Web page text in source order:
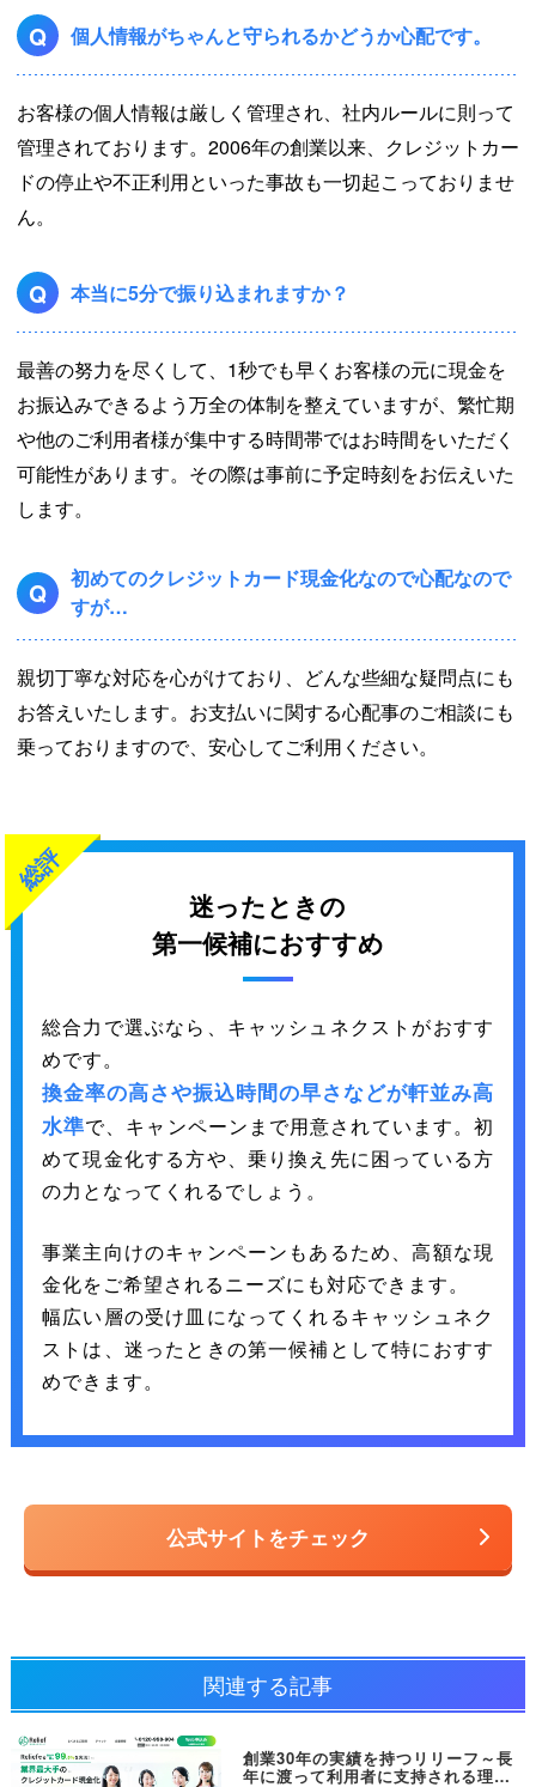
Q 個人情報がちゃんと守られるかどうか心配です。
お客様の個人情報は厳しく管理され、社内ルールに則って
管理されております。2006年の創業以来、クレジットカー
ドの停止や不正利用といった事故も一切起こっておりませ
ん。
Q 本当に5分で振り込まれますか？
最善の努力を尽くして、1秒でも早くお客様の元に現金を
お振込みできるよう万全の体制を整えていますが、繁忙期
や他のご利用者様が集中する時間帯ではお時間をいただく
可能性があります。その際は事前に予定時刻をお伝えいた
します。
Q
初めてのクレジットカード現金化なので心配なので
すが…
親切丁寧な対応を心がけており、どんな些細な疑問点にも
お答えいたします。お支払いに関する心配事のご相談にも
乗っておりますので、安心してご利用ください。
総評
迷ったときの
第一候補におすすめ
総合力で選ぶなら、キャッシュネクストがおすす
めです。
換金率の高さや振込時間の早さなどが軒並み高
水準で、キャンペーンまで用意されています。初
めて現金化する方や、乗り換え先に困っている方
の力となってくれるでしょう。
事業主向けのキャンペーンもあるため、高額な現
金化をご希望されるニーズにも対応できます。
幅広い層の受け皿になってくれるキャッシュネク
ストは、迷ったときの第一候補として特におすす
めできます。
公式サイトをチェック
関連する記事
創業30年の実績を持つリリーフ～長
年に渡って利用者に支持される理由